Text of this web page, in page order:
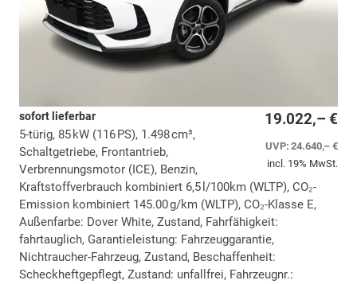
19.022,– €
UVP:24.640,– €
incl. 19% MwSt.
sofort lieferbar
5-türig, 85 kW (116 PS), 1.498 cm³,
Schaltgetriebe, Frontantrieb,
Verbrennungsmotor (ICE), Benzin,
Kraftstoffverbrauch kombiniert 6,5 l/100km (WLTP), CO₂-
Emission kombiniert 145.00 g/km (WLTP), CO₂-Klasse E,
Außenfarbe: Dover White, Zustand, Fahrfähigkeit:
fahrtauglich, Garantieleistung: Fahrzeuggarantie,
Nichtraucher-Fahrzeug, Zustand, Beschaffenheit:
Scheckheftgepflegt, Zustand: unfallfrei, Fahrzeugnr.: